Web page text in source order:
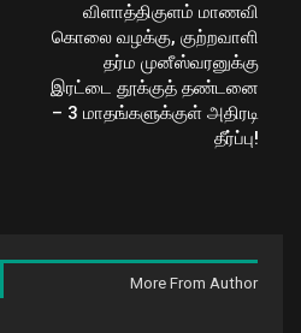
விளாத்திகுளம் மாணவி
கொலை வழக்கு, குற்றவாளி
தர்ம முனீஸ்வரனுக்கு
இரட்டை தூக்குத் தண்டனை
– 3 மாதங்களுக்குள் அதிரடி
தீர்ப்பு!
More From Author